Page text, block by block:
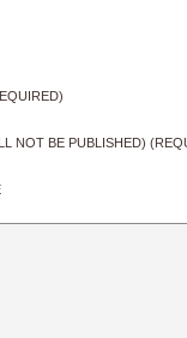
NOT BE PUBLISHED)